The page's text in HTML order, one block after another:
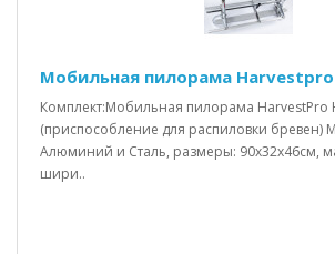
Мобильная пилорама Harvestpro
Комплект:Мобильная пилорама HarvestPro
(приспособление для распиловки бревен)
Алюминий и Сталь, размеры: 90x32x46см,
шири..